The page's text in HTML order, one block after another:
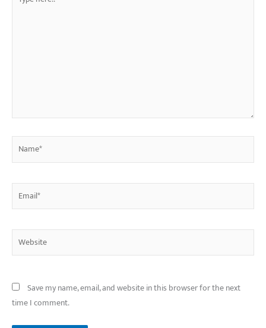
here..
Website
Save my name, email, and website in this browser for the next
time I comment.